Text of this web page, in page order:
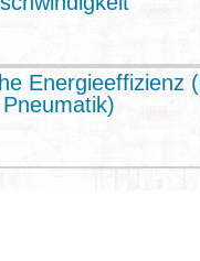
Energieeffizienz